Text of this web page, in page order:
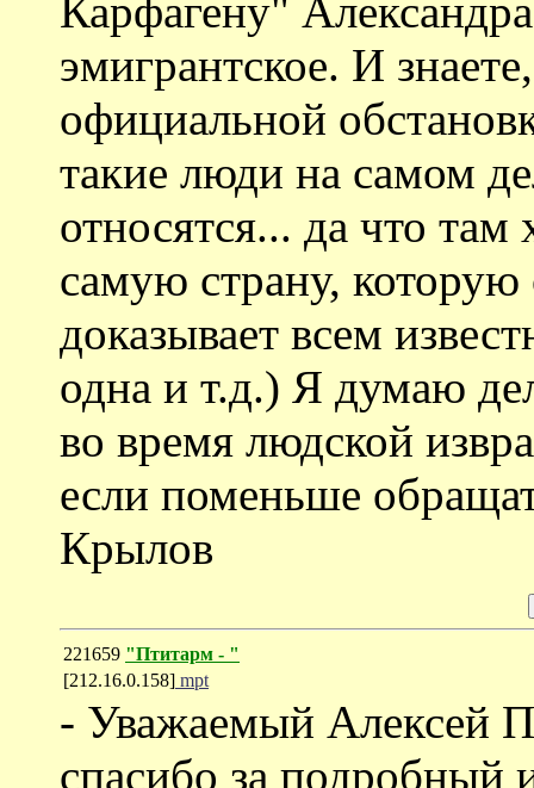
Карфагену"
эмигрантское. И
официальной
такие люди на самом
относятся... да что
самую страну,
доказывает всем
одна и т.д.) Я думаю
во время людской
если поменьше
Крылов
221659 "Птитарм - "
[212.16.0.158] mpt
- Уважаемый Алексей
спасибо за подробный